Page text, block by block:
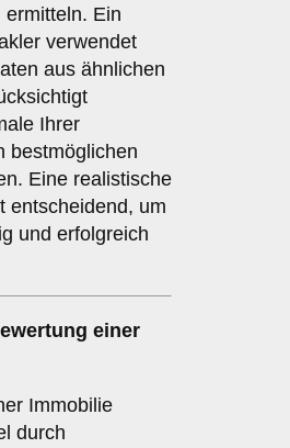
ermitteln. Ein
verwendet
aus ähnlichen
Ihrer
bestmöglichen
Eine realistische
entscheidend, um
und erfolgreich
einer
Immobilie
durch